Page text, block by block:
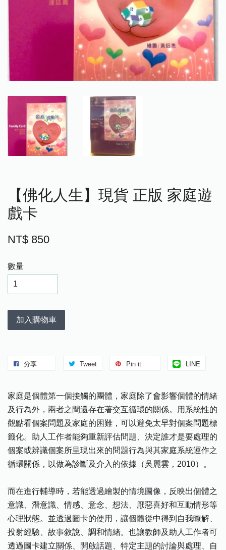
【佛化人生】現貨 正版 家庭遊
戲卡
NT$ 850
數量
加入購物車
分享 Tweet Pin it LINE
家庭是個體第一個接觸的團體，家庭除了會影響個體的情緒
及行為外，兩者之間還存在著交互循環的關係。用系統性的
觀點看個案問題及家庭的困難，可以避免太早對個案問題標
籤化。助人工作者能夠重新評估問題、決定誰才是要處理的
個案或辨識個案所呈現出來的問題行為與其家庭系統運作之
循環關係，以做為診斷及介入的依據（吳麗雲，2010）。
而在進行輔導時，若能透過繪製的情境圖像，反映出個體之
意識、潛意識、情感、意念、想法、厭惡喜好和互動情形等
心理狀態。並透過圖卡的使用，讓個體從中得到自我瞭解、
投射經驗、故事敘說、調和情緒。也讓教師及助人工作者可
透過圖卡建立關係、開啟話題、特定主題的討論與處理、自